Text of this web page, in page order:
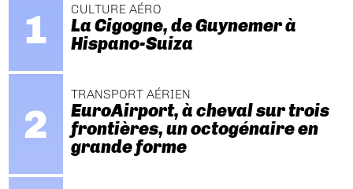
CULTURE AÉRO
La Cigogne, de Guynemer à
Hispano-Suiza
TRANSPORT AÉRIEN
EuroAirport, à cheval sur trois
frontières, un octogénaire en
grande forme